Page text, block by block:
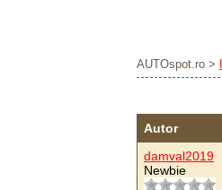
AUTOspot.ro >
Autor
damval2019
Newbie